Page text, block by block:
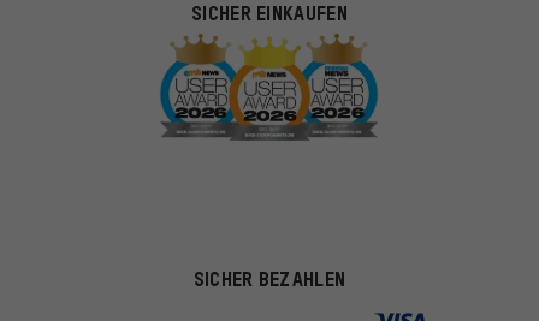
SICHER EINKAUFEN
SICHER BEZAHLEN